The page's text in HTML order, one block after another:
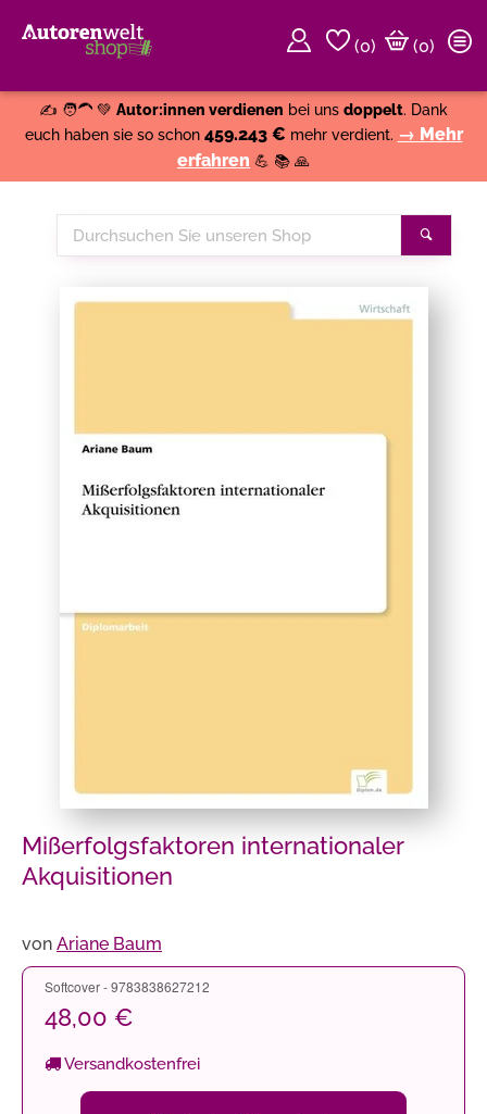
(0)
(0)
✍️ 🧑‍🦱 💚 Autor:innen verdienen bei uns doppelt. Dank
euch haben sie so schon 459.243 € mehr verdient. → Mehr
erfahren 💪 📚 🙏
Durchsuchen
Sie
Shop
Mißerfolgsfaktoren internationaler
Akquisitionen
von Ariane Baum
Softcover - 9783838627212
48,00 €
Versandkostenfrei